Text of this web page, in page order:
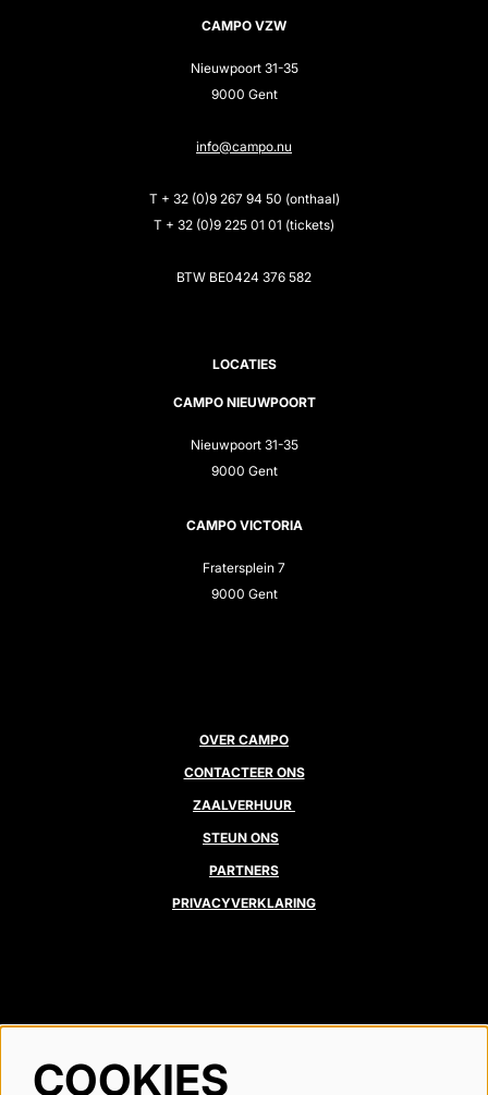
CAMPO VZW
Nieuwpoort 31-35
9000 Gent
info@campo.nu
T + 32 (0)9 267 94 50 (onthaal)
T + 32 (0)9 225 01 01 (tickets)
BTW BE0424 376 582
LOCATIES
CAMPO NIEUWPOORT
Nieuwpoort 31-35
9000 Gent
CAMPO VICTORIA
Fratersplein 7
9000 Gent
OVER CAMPO
CONTACTEER ONS
ZAALVERHUUR
STEUN ONS
PARTNERS
PRIVACYVERKLARING
VOLG ONS
COOKIES